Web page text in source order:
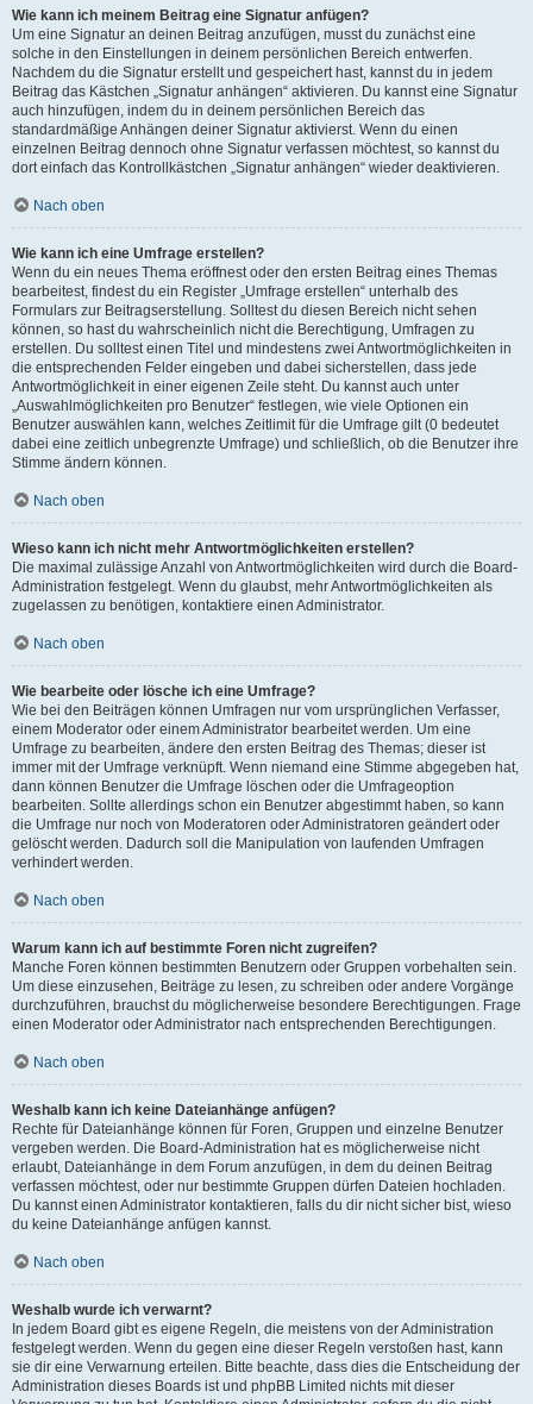
Wie kann ich meinem Beitrag eine Signatur anfügen?
Um eine Signatur an deinen Beitrag anzufügen, musst du zunächst eine
solche in den Einstellungen in deinem persönlichen Bereich entwerfen.
Nachdem du die Signatur erstellt und gespeichert hast, kannst du in jedem
Beitrag das Kästchen „Signatur anhängen“ aktivieren. Du kannst eine Signatur
auch hinzufügen, indem du in deinem persönlichen Bereich das
standardmäßige Anhängen deiner Signatur aktivierst. Wenn du einen
einzelnen Beitrag dennoch ohne Signatur verfassen möchtest, so kannst du
dort einfach das Kontrollkästchen „Signatur anhängen“ wieder deaktivieren.
Nach oben
Wie kann ich eine Umfrage erstellen?
Wenn du ein neues Thema eröffnest oder den ersten Beitrag eines Themas
bearbeitest, findest du ein Register „Umfrage erstellen“ unterhalb des
Formulars zur Beitragserstellung. Solltest du diesen Bereich nicht sehen
können, so hast du wahrscheinlich nicht die Berechtigung, Umfragen zu
erstellen. Du solltest einen Titel und mindestens zwei Antwortmöglichkeiten in
die entsprechenden Felder eingeben und dabei sicherstellen, dass jede
Antwortmöglichkeit in einer eigenen Zeile steht. Du kannst auch unter
„Auswahlmöglichkeiten pro Benutzer“ festlegen, wie viele Optionen ein
Benutzer auswählen kann, welches Zeitlimit für die Umfrage gilt (0 bedeutet
dabei eine zeitlich unbegrenzte Umfrage) und schließlich, ob die Benutzer ihre
Stimme ändern können.
Nach oben
Wieso kann ich nicht mehr Antwortmöglichkeiten erstellen?
Die maximal zulässige Anzahl von Antwortmöglichkeiten wird durch die Board-
Administration festgelegt. Wenn du glaubst, mehr Antwortmöglichkeiten als
zugelassen zu benötigen, kontaktiere einen Administrator.
Nach oben
Wie bearbeite oder lösche ich eine Umfrage?
Wie bei den Beiträgen können Umfragen nur vom ursprünglichen Verfasser,
einem Moderator oder einem Administrator bearbeitet werden. Um eine
Umfrage zu bearbeiten, ändere den ersten Beitrag des Themas; dieser ist
immer mit der Umfrage verknüpft. Wenn niemand eine Stimme abgegeben hat,
dann können Benutzer die Umfrage löschen oder die Umfrageoption
bearbeiten. Sollte allerdings schon ein Benutzer abgestimmt haben, so kann
die Umfrage nur noch von Moderatoren oder Administratoren geändert oder
gelöscht werden. Dadurch soll die Manipulation von laufenden Umfragen
verhindert werden.
Nach oben
Warum kann ich auf bestimmte Foren nicht zugreifen?
Manche Foren können bestimmten Benutzern oder Gruppen vorbehalten sein.
Um diese einzusehen, Beiträge zu lesen, zu schreiben oder andere Vorgänge
durchzuführen, brauchst du möglicherweise besondere Berechtigungen. Frage
einen Moderator oder Administrator nach entsprechenden Berechtigungen.
Nach oben
Weshalb kann ich keine Dateianhänge anfügen?
Rechte für Dateianhänge können für Foren, Gruppen und einzelne Benutzer
vergeben werden. Die Board-Administration hat es möglicherweise nicht
erlaubt, Dateianhänge in dem Forum anzufügen, in dem du deinen Beitrag
verfassen möchtest, oder nur bestimmte Gruppen dürfen Dateien hochladen.
Du kannst einen Administrator kontaktieren, falls du dir nicht sicher bist, wieso
du keine Dateianhänge anfügen kannst.
Nach oben
Weshalb wurde ich verwarnt?
In jedem Board gibt es eigene Regeln, die meistens von der Administration
festgelegt werden. Wenn du gegen eine dieser Regeln verstoßen hast, kann
sie dir eine Verwarnung erteilen. Bitte beachte, dass dies die Entscheidung der
Administration dieses Boards ist und phpBB Limited nichts mit dieser